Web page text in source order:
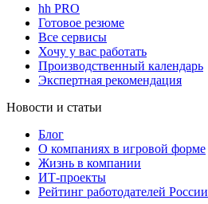
hh PRO
Готовое резюме
Все сервисы
Хочу у вас работать
Производственный календарь
Экспертная рекомендация
Новости и статьи
Блог
О компаниях в игровой форме
Жизнь в компании
ИТ-проекты
Рейтинг работодателей России